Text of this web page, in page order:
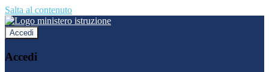
Salta al contenuto
Accedi
Accedi